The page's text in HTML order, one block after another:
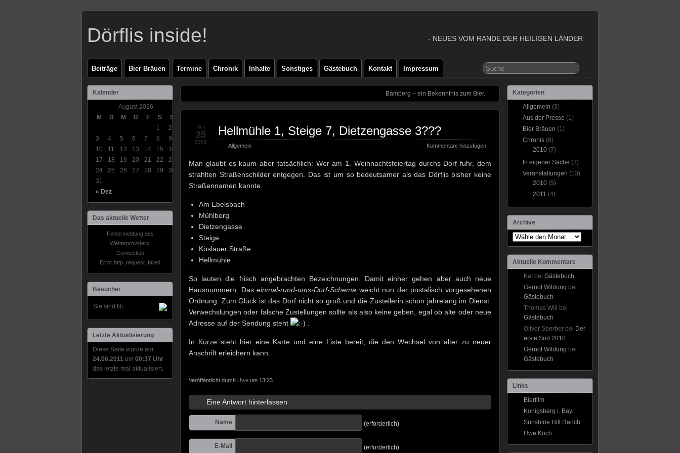
Dörflis inside! - NEUES VOM RANDE DER HEILIGEN LÄNDER
Beiträge Bier Bräuen Termine Chronik Inhalte Sonstiges Gästebuch Kontakt Impressum
Kalender
August 2026
M
D M D F S S
« Dez
1
2
3
4 5 6 7 8
9
10
11 12 13 14 15
16
17
18 19 20 21 22
23
24
25 26 27 28 29
30
31
Das aktuelle Wetter
Fehlermeldung des
Wetterproviders:
Connection
Error:http_request_failed
Besucher
Sie sind Nr.
Letzte Aktualisierung
Diese Seite wurde am
24.06.2011 um 00:37 Uhr
das letzte mal aktualisiert.
Bamberg – ein Bekenntnis zum Bier.
Hellmühle 1, Steige 7, Dietzengasse 3???
Allgemein Kommentare hinzufügen
Dez
25
2009
Man glaubt es kaum aber tatsächlich: Wer am 1. Weihnachtsfeiertag durchs Dorf fuhr, dem
strahlten Straßenschilder entgegen. Das ist um so bedeutsamer als das Dörflis bisher keine
Straßennamen kannte.
Am Ebelsbach
Mühlberg
Dietzengasse
Steige
Köslauer Straße
Hellmühle
So lauten die frisch angebrachten Bezeichnungen. Damit einher gehen aber auch neue
Hausnummern. Daseinmal-rund-ums-Dorf-Schema weicht nun der postalisch vorgesehenen
Ordnung. Zum Glück ist das Dorf nicht so groß und die Zustellerin schon jahrelang im Dienst.
Verwechslungen oder falsche Zustellungen sollte als also keine geben, egal ob alte oder neue
Adresse auf der Sendung steht
In Kürze steht hier eine Karte und eine Liste bereit, die den Wechsel von alter zu neuer
Anschrift erleichern kann.
Veröffentlicht durch Uwe um 13:23
Eine Antwort hinterlassen
Name (erforderlich)
E-Mail (erforderlich)
Kategorien
Allgemein (3)
Aus der Presse (1)
Bier Bräuen (1)
Chronik (8)
2010 (7)
In eigener Sache (3)
Veranstaltungen (13)
2010 (5)
2011 (4)
Archive
Aktuelle Kommentare
Kat bei Gästebuch
Gernot Wildung bei
Gästebuch
Thomas Will bei
Gästebuch
Oliver Sperber bei Der
erste Sud 2010
Gernot Wildung bei
Gästebuch
Links
Bierfilm
Königsberg i. Bay.
Sunshine Hill Ranch
Uwe Koch